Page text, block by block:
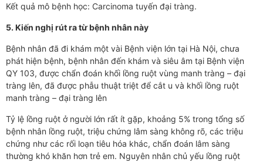
Kết quả mô bệnh học: Carcinoma tuyến đại tràng.
5. Kiến nghị rút ra từ bệnh nhân này
Bệnh nhân đã đi khám một vài Bệnh viện lớn tại Hà Nội, chưa
phát hiện bệnh, bệnh nhân đến khám và siêu âm tại Bệnh viện
QY 103, được chẩn đoán khối lồng ruột vùng manh tràng – đại
tràng lên, đã được phẫu thuật triệt để cắt u và khối lồng ruột
manh tràng – đại tràng lên
Tỷ lệ lồng ruột ở người lớn rất ít gặp, khoảng 5% trong tổng số
bệnh nhân lồng ruột, triệu chứng lâm sàng không rõ, các triệu
chứng như các rối loạn tiêu hóa khác, chẩn đoán lâm sàng
thường khó khăn hơn trẻ em. Nguyên nhân chủ yếu lồng ruột